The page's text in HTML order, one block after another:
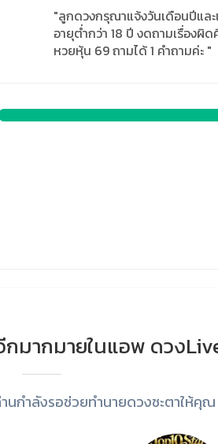
"ลูกดวงกรุณาแจ้งวันเดือนปีและ
อายุต่ำกว่า 18 ปี งดถามเรื่องผิ
หวยหุ้น 69 ถามได้ 1 คำถามค่ะ "
มากมายในแอพ ดวง
กำลังรอช่วยทำนายดวงชะตาให้คุณ